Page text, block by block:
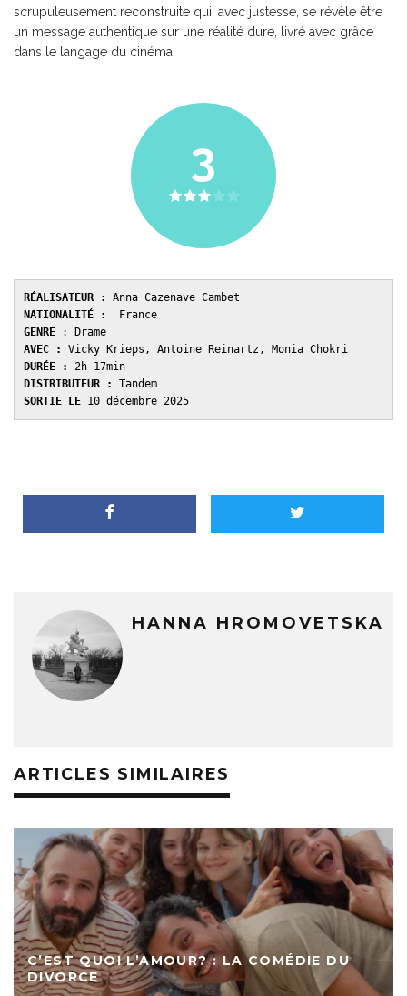
scrupuleusement reconstruite qui, avec justesse, se révèle être
un message authentique sur une réalité dure, livré avec grâce
dans le langage du cinéma.
3
RÉALISATEUR :
Anna Cazenave Cambet
NATIONALITÉ :
  France
GENRE
: Drame
AVEC : Vicky Krieps, Antoine Reinartz, Monia Chokri
DURÉE : 2h 17min
DISTRIBUTEUR : Tandem
SORTIE LE 10 décembre 2025
HANNA HROMOVETSKA
ARTICLES SIMILAIRES
C’EST QUOI L’AMOUR? : LA COMÉDIE DU
DIVORCE